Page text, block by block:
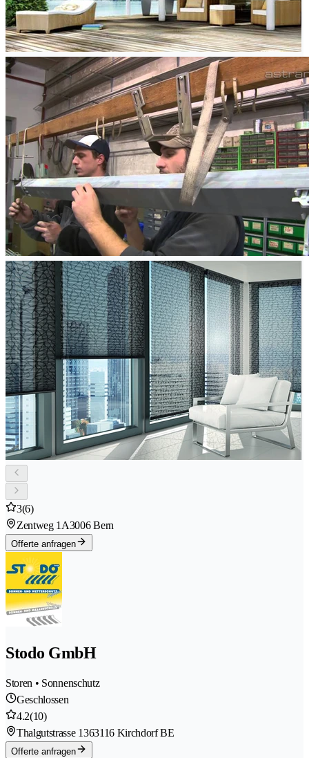
3(6)
Zentweg 1A3006 Bern
Offerte anfragen
Stodo GmbH
Storen • Sonnenschutz
Geschlossen
4.2(10)
Thalgutstrasse 1363116 Kirchdorf BE
Offerte anfragen